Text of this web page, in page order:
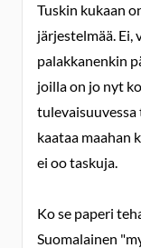
Tuskin kukaan
järjestelmää. Ei,
palakkanenkin
joilla on jo nyt
tulevaisuuvessa
kaataa maahan
ei oo taskuja.
Ko se paperi
Suomalainen